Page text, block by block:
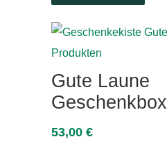
Gute Laune
Geschenkbox
53,00 €